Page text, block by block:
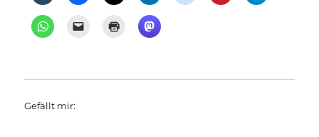
Gefällt mir: